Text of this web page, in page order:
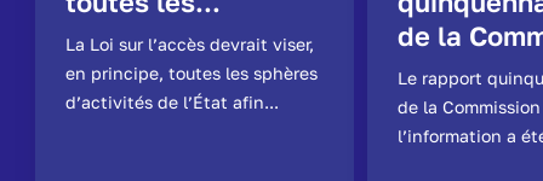
La Loi sur l’accès devrait viser,
en principe, toutes les sphères
d’activités de l’État afin...
de la
Le rapport
de la Commission
l’information a